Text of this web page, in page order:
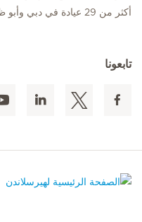
أكثر من 29 عيادة في دبي وأبو ظبي والعين ومنطقة الظفرة.
تابعونا